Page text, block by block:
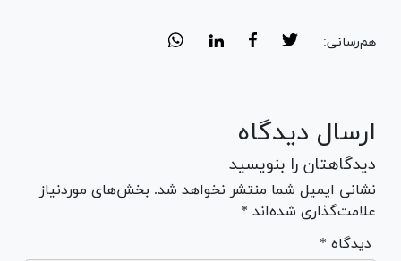
هم‌رسانی:
ارسال دیدگاه
دیدگاهتان را بنویسید
نشانی ایمیل شما منتشر نخواهد شد. بخش‌های موردنیاز
علامت‌گذاری شده‌اند *
* دیدگاه